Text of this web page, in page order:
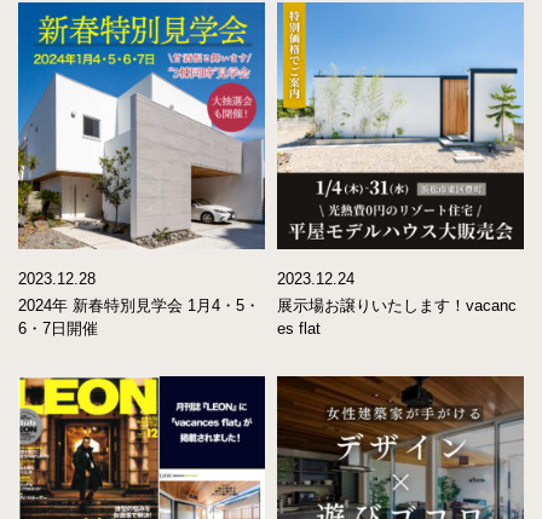
2023.12.28
2024年 新春特別見学会 1月4・5・
6・7日開催
2023.12.24
展示場お譲りいたします！vacanc
es flat